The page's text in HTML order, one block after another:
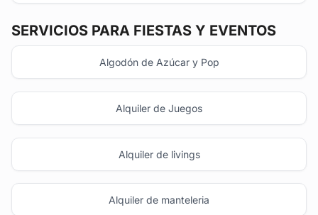
SERVICIOS PARA FIESTAS Y EVENTOS
Algodón de Azúcar y Pop
Alquiler de Juegos
Alquiler de livings
Alquiler de manteleria